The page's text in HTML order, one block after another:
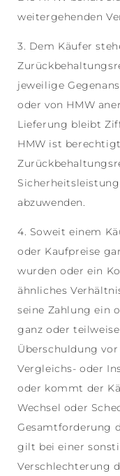
weitergehenden
3. Dem Käufer
jeweilige
oder von HMW
Lieferung bleibt
HMW ist
abzuwenden.
4. Soweit einem
oder Kaufpreise
wurden oder ein
ähnliches
seine Zahlung ein
ganz oder
Überschuldung
Vergleichs- oder
oder kommt der
Wechsel oder
Gesamtforderung
gilt bei einer
Verschlechterung